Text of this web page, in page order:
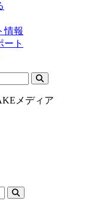
情報
ート
メディア